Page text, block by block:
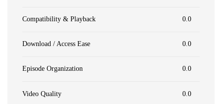
Compatibility & Playback 0.0
Download / Access Ease 0.0
Episode Organization 0.0
Video Quality 0.0